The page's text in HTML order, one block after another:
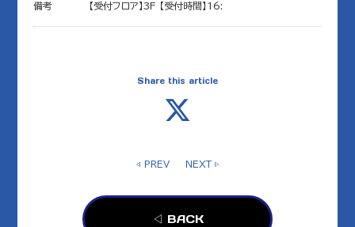
備考 【受付フロア】3F 【受付時間】16:
Share this article
◁ PREV NEXT ▷
◁ BACK